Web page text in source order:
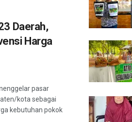
Daerah,
Harga
pasar
kota sebagai
kebutuhan pokok